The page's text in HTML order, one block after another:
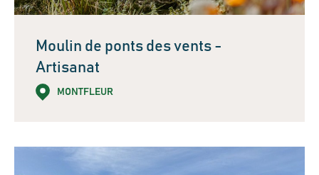
Moulin de ponts des vents -
Artisanat
MONTFLEUR